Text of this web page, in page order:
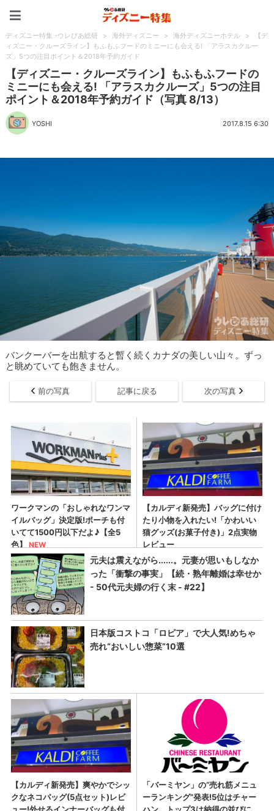
ディズニー特集 -ウレぴあ総研 > 海外ディズニー > 海外ディズニーホテル >
【デ
ィズニー・クルーズライン】もふもふフードのミニーにも会える! 「アラスカクルー
ズ」5つの注目ポイント＆2018年予約ガイド
【ディズニー・クルーズライン】もふもふフードの
ミニーにも会える! 「アラスカクルーズ」5つの注目
ポイント＆2018年予約ガイド（写真 8/13）
YOSHI 2017.8.15 6:30
バンクーバーを出航すると暫く続くカナダの美しい山々。ずっ
と眺めていても飽きません。
前の写真 記事に戻る 次の写真